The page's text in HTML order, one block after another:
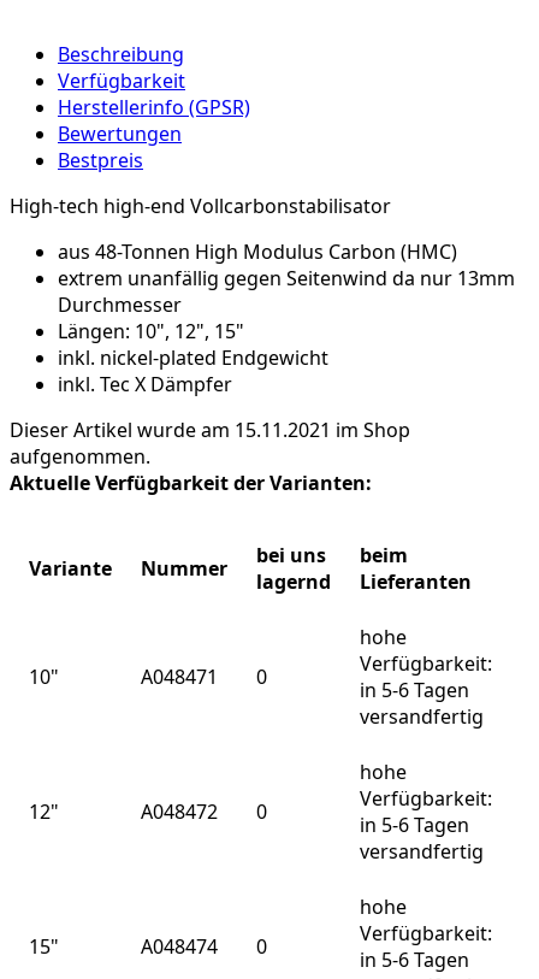
Beschreibung
Verfügbarkeit
Herstellerinfo (GPSR)
Bewertungen
Bestpreis
High-tech high-end Vollcarbonstabilisator
aus 48-Tonnen High Modulus Carbon (HMC)
extrem unanfällig gegen Seitenwind da nur 13mm
Durchmesser
Längen: 10", 12", 15"
inkl. nickel-plated Endgewicht
inkl. Tec X Dämpfer
Dieser Artikel wurde am 15.11.2021 im Shop
aufgenommen.
Aktuelle Verfügbarkeit der Varianten:
Variante Nummer
bei uns
lagernd
beim
Lieferanten
10" A048471 0
hohe
Verfügbarkeit:
in 5-6 Tagen
versandfertig
12" A048472 0
hohe
Verfügbarkeit:
in 5-6 Tagen
versandfertig
15" A048474 0
hohe
Verfügbarkeit:
in 5-6 Tagen